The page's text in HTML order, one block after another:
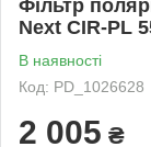
Фільтр
Next CIR-PL
В наявності
Код: PD_1026628
2 005 ₴